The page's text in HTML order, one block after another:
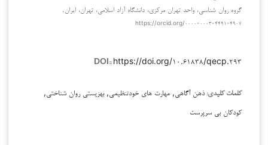
گروه روان شناسی، واحد تهران مرکزی، دانشگاه آزاد اسلامی، تهران، ایران.
https://orcid.org/۰۰۰۰-۰۰۰۳-۴۴۹۱-۴۹۰۷
DOI:: https://doi.org/۱۰.۶۱۸۳۸/qecp.۲۹۳
کلمات کلیدی:ذهن آگاهی, مهارت های خودتنظیمی, بهزیستی روان شناختی,
کودکان بی سرپرست